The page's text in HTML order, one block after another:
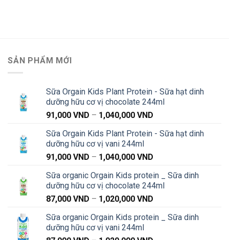
SẢN PHẨM MỚI
Sữa Orgain Kids Plant Protein - Sữa hạt dinh
dưỡng hữu cơ vị chocolate 244ml
91,000 VND – 1,040,000 VND
từ
Sữa Orgain Kids Plant Protein - Sữa hạt dinh
dưỡng hữu cơ vị vani 244ml
91,000 VND – 1,040,000 VND
từ
91,000 VND
Sữa organic Orgain Kids protein _ Sữa dinh
dưỡng hữu cơ vị chocolate 244ml
87,000 VND – 1,020,000 VND
từ
Sữa organic Orgain Kids protein _ Sữa dinh
dưỡng hữu cơ vị vani 244ml